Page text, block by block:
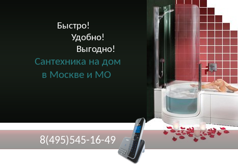
Быстро!
              Удобно!
                      Выгодно!
Сантехника на дом
в Москве и МО
8(495)545-16-49